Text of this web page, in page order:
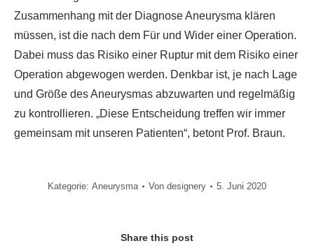
Zusammenhang mit der Diagnose Aneurysma klären
müssen, ist die nach dem Für und Wider einer Operation.
Dabei muss das Risiko einer Ruptur mit dem Risiko einer
Operation abgewogen werden. Denkbar ist, je nach Lage
und Größe des Aneurysmas abzuwarten und regelmäßig
zu kontrollieren. „Diese Entscheidung treffen wir immer
gemeinsam mit unseren Patienten“, betont Prof. Braun.
Kategorie: Aneurysma Von designery 5. Juni 2020
Share this post